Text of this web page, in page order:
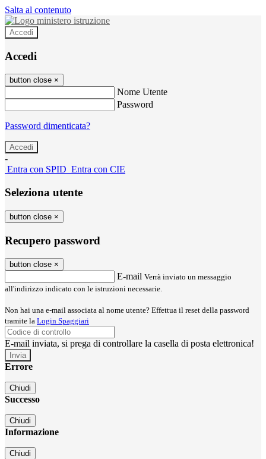
Salta al contenuto
Accedi
Accedi
button close ×
Nome Utente
Password
Password dimenticata?
-
Entra con SPID Entra con CIE
Seleziona utente
button close ×
Recupero password
button close ×
E-mail Verrà inviato un messaggio
all'indirizzo indicato con le istruzioni necessarie.
Non hai una e-mail associata al nome utente? Effettua il reset della password
tramite la Login Spaggiari
E-mail inviata, si prega di controllare la casella di posta elettronica!
Errore
Chiudi
Successo
Chiudi
Informazione
Chiudi